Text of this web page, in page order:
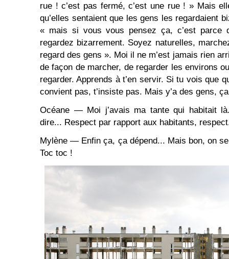
rue ! c’est pas fermé, c’est une rue ! » Mais
qu’elles sentaient que les gens les regardaient
« mais si vous vous pensez ça, c’est parce
regardez bizarrement. Soyez naturelles,
regard des gens ». Moi il ne m’est jamais rien
de façon de marcher, de regarder les environs
regarder. Apprends à t’en servir. Si tu vois que
convient pas, t’insiste pas. Mais y’a des gens,
Océane — Moi j’avais ma tante qui habitait
dire... Respect par rapport aux habitants,
Mylène — Enfin ça, ça dépend... Mais bon, on
Toc toc !